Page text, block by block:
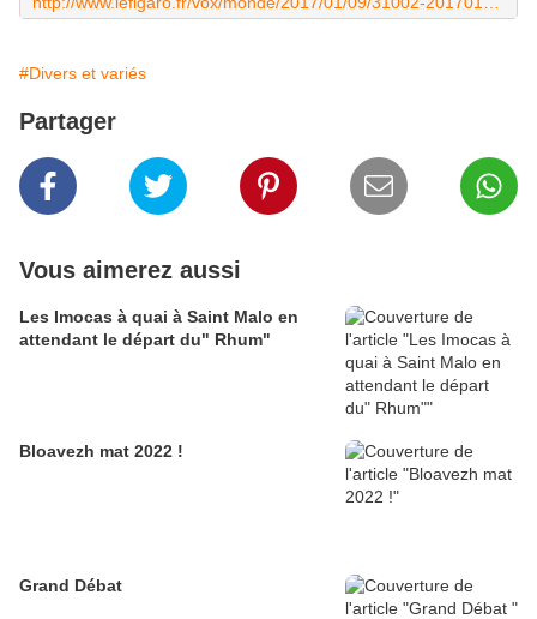
#Divers et variés
Partager
Vous aimerez aussi
Les Imocas à quai à Saint Malo en
attendant le départ du" Rhum"
Bloavezh mat 2022 !
Grand Débat